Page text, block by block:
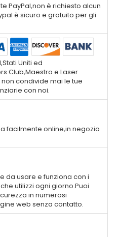
PayPal,non è richiesto alcun
è sicuro e gratuito per gli
Uniti ed
Club,Maestro e Laser
condivide mai le tue
con noi.
facilmente online,in negozio
da usare e funziona con i
utilizzi ogni giorno.Puoi
in numerosi
web senza contatto.